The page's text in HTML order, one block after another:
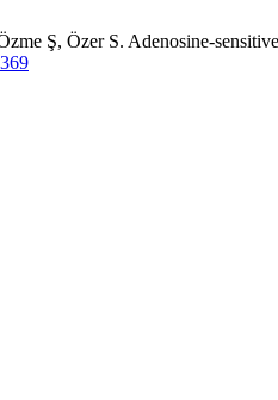
Ş, Özer S. Adenosine-